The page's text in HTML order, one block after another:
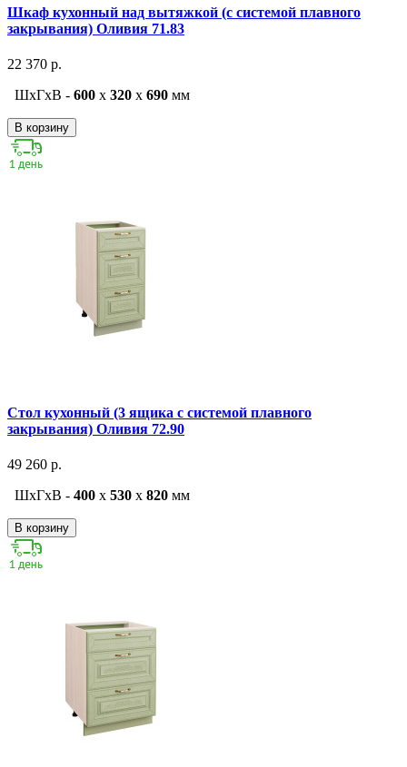
Шкаф кухонный над вытяжкой (с системой плавного
закрывания) Оливия 71.83
22 370 р.
ШxГxВ - 600 x 320 x 690 мм
В корзину
Стол кухонный (3 ящика с системой плавного
закрывания) Оливия 72.90
49 260 р.
ШxГxВ - 400 x 530 x 820 мм
В корзину